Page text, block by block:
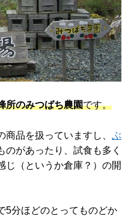
所のみつばち農園です。
品を扱っていますし、 ぶ
のがあったり、試食も多く
じ（というか倉庫？）の開
5分ほどのとってものどか